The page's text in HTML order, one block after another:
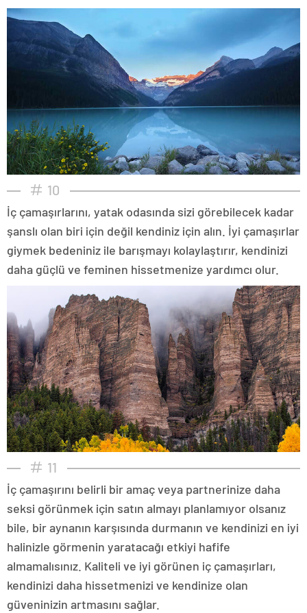
10
İç çamaşırlarını, yatak odasında sizi görebilecek kadar
şanslı olan biri için değil kendiniz için alın. İyi çamaşırlar
giymek bedeniniz ile barışmayı kolaylaştırır, kendinizi
daha güçlü ve feminen hissetmenize yardımcı olur.
11
İç çamaşırını belirli bir amaç veya partnerinize daha
seksi görünmek için satın almayı planlamıyor olsanız
bile, bir aynanın karşısında durmanın ve kendinizi en iyi
halinizle görmenin yaratacağı etkiyi hafife
almamalısınız. Kaliteli ve iyi görünen iç çamaşırları,
kendinizi daha hissetmenizi ve kendinize olan
güveninizin artmasını sağlar.